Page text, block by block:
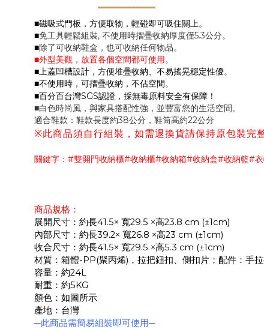
■磁吸式門板，方便取物，輕碰即可吸住關上。
■免工具輕鬆組裝, 不使用時摺疊收納厚度僅5.3公分。
■除了可收納鞋盒，也可收納任何物品。
■外型美觀，放置各個空間都可使用。
■上蓋凹槽設計，方便堆疊收納、不易搖晃穩定性優。
■不使用時，可摺疊收納，不佔空間。
■百分百台灣SGS認證，採無毒原料安全有保障！
■白色時尚風 ，與家具搭配性強，並豐富您的生活空間。
適合鞋款：鞋款長度約38公分，鞋筒高約22公分
※此商品須自行組裝，如需退換貨請保持原包裝完
關鍵字： #雙開門收納櫃#收納櫃#收納箱#收納盒#收納籃#
商品規格：
展開尺寸：約長41.5× 寬29.5 ×高23.8 cm (±1cm)
內部尺寸：約長39.2× 寬26.8 ×高23 cm (±1cm)
收合尺寸：約長41.5× 寬29.5 ×高5.3 cm (±1cm)
材質：箱體-PP(聚丙烯) ，拉把鈕扣、側扣片；配件：手
容量：約24L
耐重：約5KG
顏色：如圖所示
產地：台灣
─此商品需簡易組裝即可使用─